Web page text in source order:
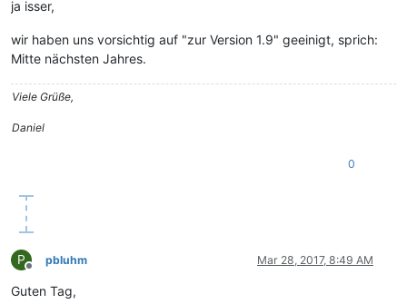
ja isser,
wir haben uns vorsichtig auf "zur Version 1.9" geeinigt, sprich:
Mitte nächsten Jahres.
Viele Grüße,
Daniel
0
P
Offline
pbluhm Mar 28, 2017, 8:49 AM
Guten Tag,